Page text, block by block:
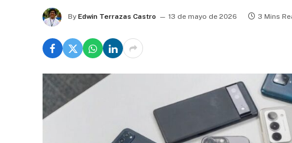
By Edwin Terrazas Castro 13 de mayo de 2026 3 Mins